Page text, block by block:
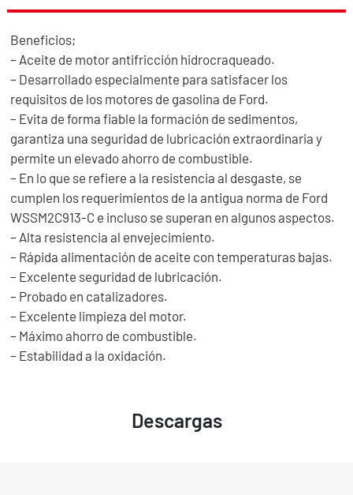
Descargas
Beneficios;
– Aceite de motor antifricción hidrocraqueado.
– Desarrollado especialmente para satisfacer los
requisitos de los motores de gasolina de Ford.
– Evita de forma fiable la formación de sedimentos,
garantiza una seguridad de lubricación extraordinaria y
permite un elevado ahorro de combustible.
– En lo que se refiere a la resistencia al desgaste, se
cumplen los requerimientos de la antigua norma de Ford
WSSM2C913-C e incluso se superan en algunos aspectos.
– Alta resistencia al envejecimiento.
– Rápida alimentación de aceite con temperaturas bajas.
– Excelente seguridad de lubricación.
– Probado en catalizadores.
– Excelente limpieza del motor.
– Máximo ahorro de combustible.
– Estabilidad a la oxidación.